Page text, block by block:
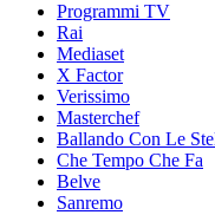
Programmi TV
Rai
Mediaset
X Factor
Verissimo
Masterchef
Ballando Con Le
Che Tempo Che Fa
Belve
Sanremo